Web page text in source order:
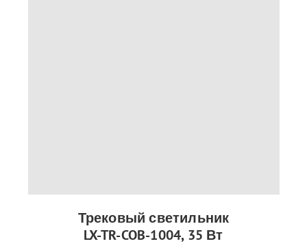
Трековый светильник
LX-TR-COB-1004, 35 Вт